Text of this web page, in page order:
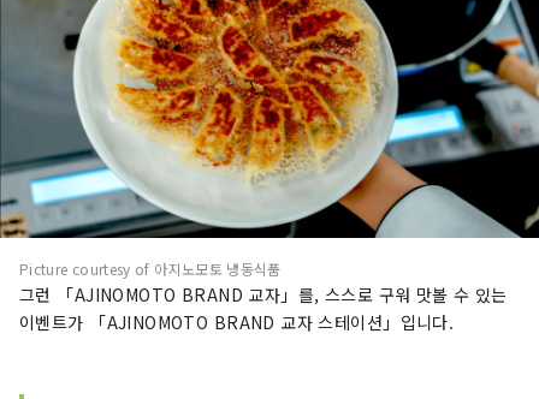
Picture courtesy of 아지노모토 냉동식품
그런 「AJINOMOTO BRAND 교자」를, 스스로 구워 맛볼 수 있는
이벤트가 「AJINOMOTO BRAND 교자 스테이션」입니다.